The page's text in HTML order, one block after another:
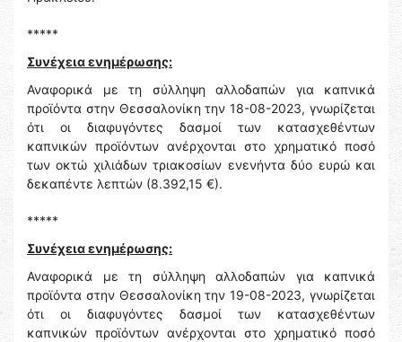
*****
Συνέχεια ενημέρωσης:
Αναφορικά με τη σύλληψη αλλοδαπών για καπνικά
προϊόντα στην Θεσσαλονίκη την 18-08-2023, γνωρίζεται
ότι οι διαφυγόντες δασμοί των κατασχεθέντων
καπνικών προϊόντων ανέρχονται στο χρηματικό ποσό
των οκτώ χιλιάδων τριακοσίων ενενήντα δύο ευρώ και
δεκαπέντε λεπτών (8.392,15 €).
*****
Συνέχεια ενημέρωσης:
Αναφορικά με τη σύλληψη αλλοδαπών για καπνικά
προϊόντα στην Θεσσαλονίκη την 19-08-2023, γνωρίζεται
ότι οι διαφυγόντες δασμοί των κατασχεθέντων
καπνικών προϊόντων ανέρχονται στο χρηματικό ποσό